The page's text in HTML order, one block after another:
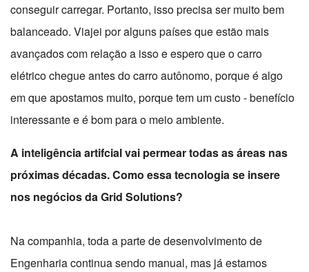
conseguir carregar. Portanto, isso precisa ser muito bem
balanceado. Viajei por alguns países que estão mais
avançados com relação a isso e espero que o carro
elétrico chegue antes do carro autônomo, porque é algo
em que apostamos muito, porque tem um custo - benefício
interessante e é bom para o meio ambiente.
A inteligência artifcial vai permear todas as áreas nas
próximas décadas. Como essa tecnologia se insere
nos negócios da Grid Solutions?
Na companhia, toda a parte de desenvolvimento de
Engenharia continua sendo manual, mas já estamos